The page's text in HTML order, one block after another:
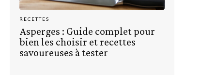
RECETTES
Asperges : Guide complet pour
bien les choisir et recettes
savoureuses à tester